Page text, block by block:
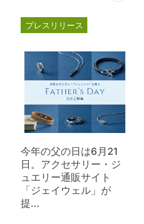
プレスリリース
今年の父の日は6月21
日。アクセサリー・ジ
ュエリー通販サイト
「ジェイウェル」が
提...